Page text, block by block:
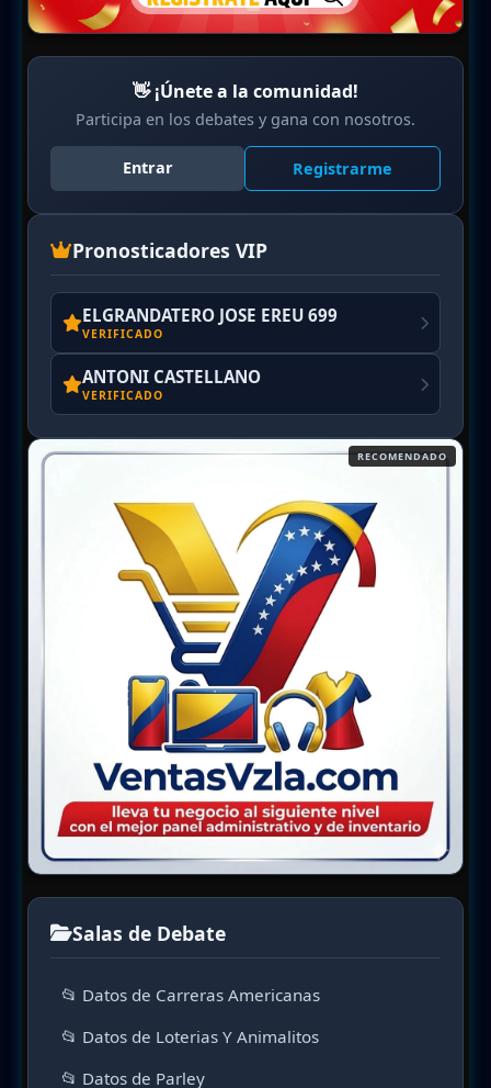
👋 ¡Únete a la comunidad!
Participa en los debates y gana con nosotros.
Entrar Registrarme
Pronosticadores VIP
ELGRANDATERO JOSE EREU 699
VERIFICADO
ANTONI CASTELLANO
VERIFICADO
RECOMENDADO
Salas de Debate
📂 Datos de Carreras Americanas
📂 Datos de Loterias Y Animalitos
📂 Datos de Parley